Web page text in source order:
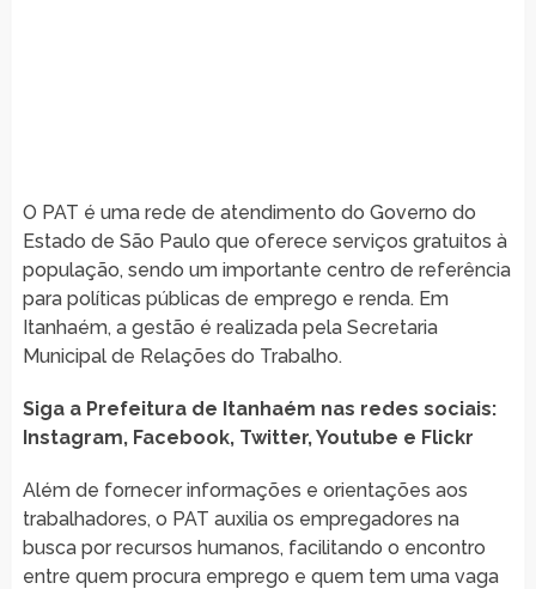
O PAT é uma rede de atendimento do Governo do
Estado de São Paulo que oferece serviços gratuitos à
população, sendo um importante centro de referência
para políticas públicas de emprego e renda. Em
Itanhaém, a gestão é realizada pela Secretaria
Municipal de Relações do Trabalho.
Siga a Prefeitura de Itanhaém nas redes sociais:
Instagram, Facebook, Twitter, Youtube e Flickr
Além de fornecer informações e orientações aos
trabalhadores, o PAT auxilia os empregadores na
busca por recursos humanos, facilitando o encontro
entre quem procura emprego e quem tem uma vaga